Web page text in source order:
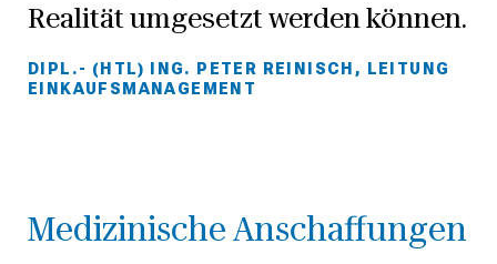
Realität umgesetzt werden können.
DIPL.- (HTL) ING. PETER REINISCH, LEITUNG
EINKAUFSMANAGEMENT
Medizinische Anschaffungen